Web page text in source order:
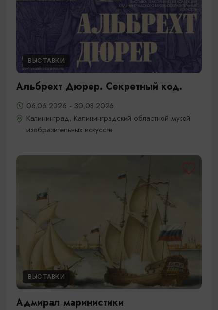
ВЫСТАВКИ
Альбрехт Дюрер. Секретный код.
06.06.2026 - 30.08.2026
Калининград, Калининградский областной музей
изобразительных искусств
ВЫСТАВКИ
Адмирал маринистики